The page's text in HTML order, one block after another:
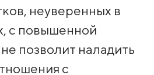
неуверенных в
с повышенной
позволит наладить
с